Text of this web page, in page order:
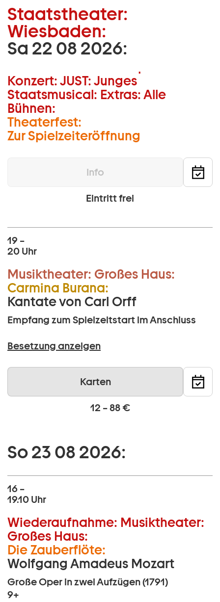
Zum Hauptinhalt springen
Zum Footer springen
Staatstheater:
Wiesbaden:
Sa 22 08 2026:
Konzert:JUST:Junges
Staatsmusical: Extras:Alle
Bühnen:
Theaterfest:
Zur Spielzeiteröffnung
Info
Eintritt frei
19 –
20 Uhr
Musiktheater: Großes Haus:
Carmina Burana:
Kantate von Carl Orff
Empfang zum Spielzeitstart im Anschluss
Besetzung anzeigen
Karten
12 – 88 €
So 23 08 2026:
16 –
19.10 Uhr
Wiederaufnahme: Musiktheater:
Großes Haus:
Die Zauberflöte:
Wolfgang Amadeus Mozart
Große Oper in zwei Aufzügen (1791)
9+